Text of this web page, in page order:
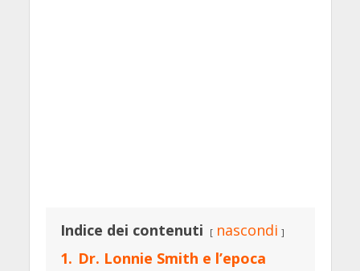
Indice dei contenuti
nascondi
1. Dr. Lonnie Smith e l’epoca